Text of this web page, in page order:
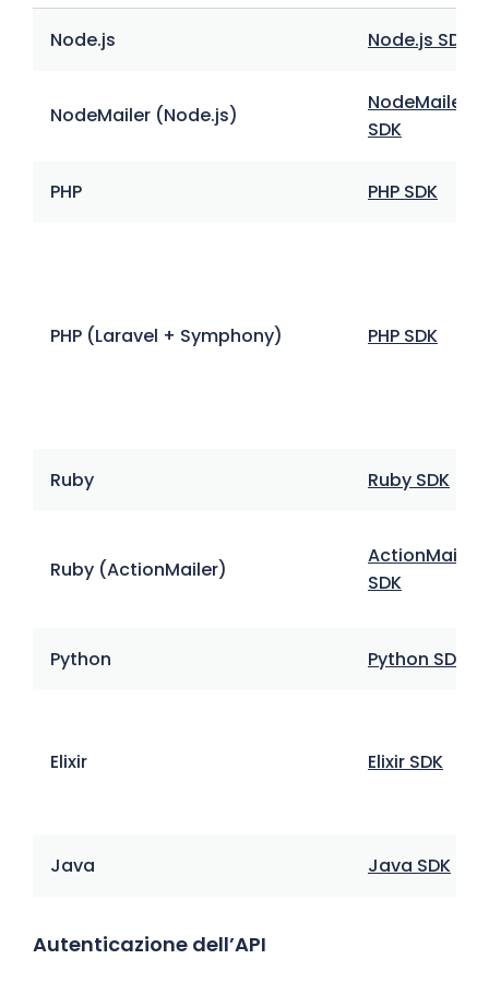
Node.js Node.js SDK
NodeMailer (Node.js)
NodeMailer
SDK
PHP PHP SDK
PHP (Laravel + Symphony) PHP SDK
Ruby Ruby SDK
Ruby (ActionMailer)
ActionMailer
SDK
Python Python SDK
Elixir Elixir SDK
Java Java SDK
Autenticazione dell’API